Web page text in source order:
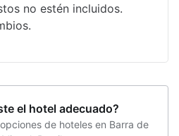
cubierto
seguro
descubierto
no estén incluidos.
el hotel adecuado?
de hoteles en Barra de